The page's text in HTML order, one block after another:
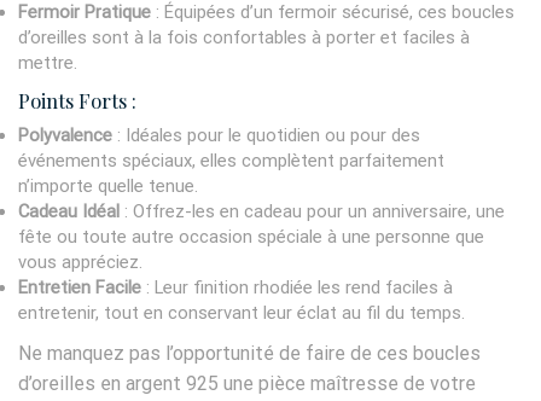
Fermoir Pratique : Équipées d’un fermoir sécurisé, ces boucles
d’oreilles sont à la fois confortables à porter et faciles à
mettre.
Points Forts :
Polyvalence : Idéales pour le quotidien ou pour des
événements spéciaux, elles complètent parfaitement
n’importe quelle tenue.
Cadeau Idéal : Offrez-les en cadeau pour un anniversaire, une
fête ou toute autre occasion spéciale à une personne que
vous appréciez.
Entretien Facile : Leur finition rhodiée les rend faciles à
entretenir, tout en conservant leur éclat au fil du temps.
Ne manquez pas l’opportunité de faire de ces boucles
d’oreilles en argent 925 une pièce maîtresse de votre